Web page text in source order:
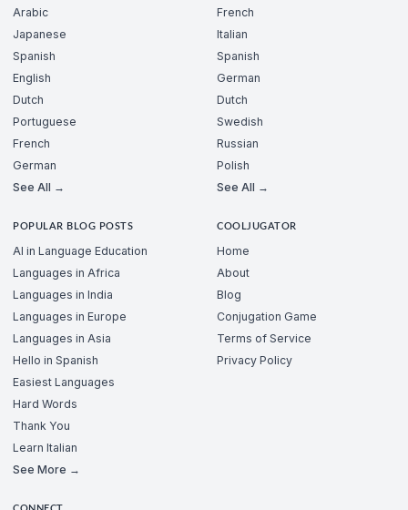
Arabic
Japanese
Spanish
English
Dutch
Portuguese
French
German
See All →
French
Italian
Spanish
German
Dutch
Swedish
Russian
Polish
See All →
POPULAR BLOG POSTS
AI in Language Education
Languages in Africa
Languages in India
Languages in Europe
Languages in Asia
Hello in Spanish
Easiest Languages
Hard Words
Thank You
Learn Italian
See More →
COOLJUGATOR
Home
About
Blog
Conjugation Game
Terms of Service
Privacy Policy